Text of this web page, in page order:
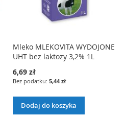
Mleko MLEKOVITA WYDOJONE
UHT bez laktozy 3,2% 1L
6,69 zł
5,44 zł
Dodaj do koszyka